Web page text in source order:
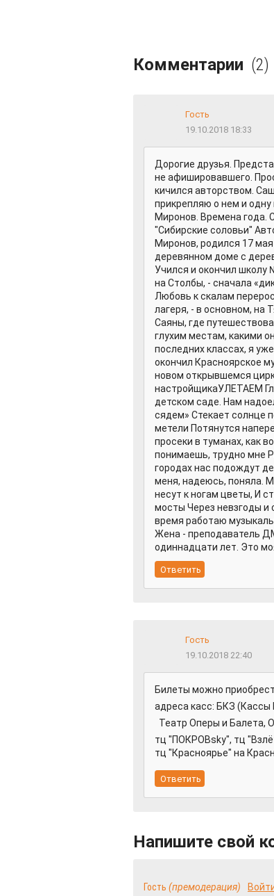
Комментарии (2)
Гость
19.10.2018 18:33
Дорогие друзья.
не афишировавшего.
кичился авторством.
прикрепляю о нем и
Миронов. Времена года.
"Сибирские соловьи"
Миронов, родился 17
деревянном доме с
Учился и окончил школу
на Столбы, - сначала
Любовь к скалам
лагеря, - в основном, на
Саяны, где
глухим местам, какими
последних классах, я
окончил Красноярское
новом открывшемся
настройщикаУЛЕТАЕМ
детском саде. Нам
сядем» Стекает солнце
метели Потянутся
просеки в туманах, как
понимаешь, трудно мне
городах нас подождут
меня, надеюсь, поняла.
несут к ногам цветы, И
мосты Через невзгоды и
время работаю
Жена - преподаватель
одиннадцати лет. Это
Гость
19.10.2018 22:40
Билеты можно
адреса касс: БКЗ
Театр Оперы и Балета,
тц "ПОКРОВsky", тц
тц "Красноярье" на
Напишите свой
Гость (премодерация)